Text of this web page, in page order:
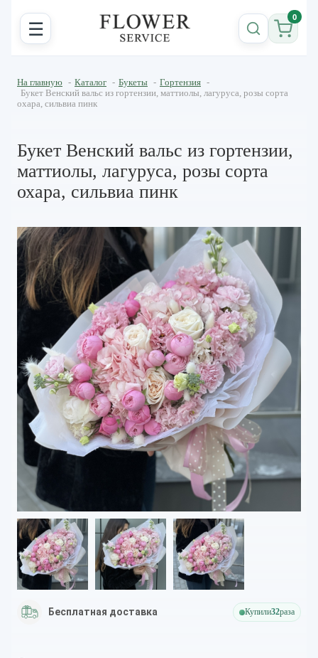
☰ 0
На главную - Каталог - Букеты - Гортензия -
Букет Венский вальс из гортензии, маттиолы, лагуруса, розы сорта
охара, сильвиа пинк
Букет Венский вальс из гортензии,
маттиолы, лагуруса, розы сорта
охара, сильвиа пинк
Бесплатная доставка Купили32раза